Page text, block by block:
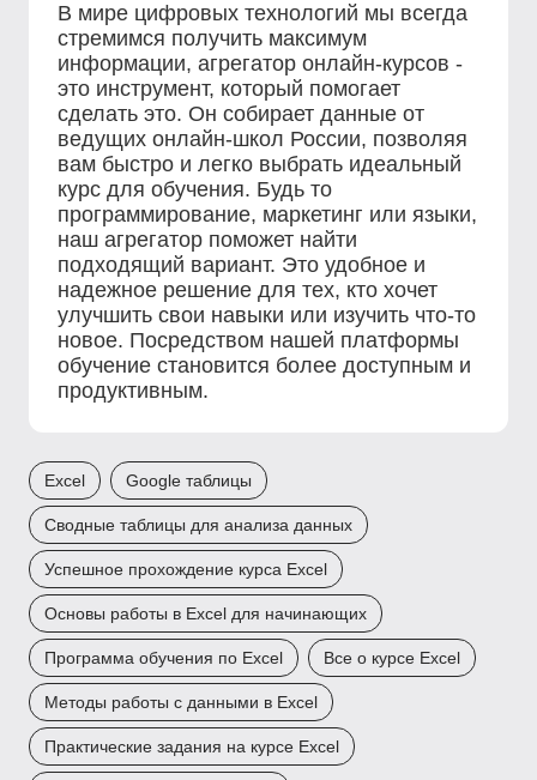
В мире цифровых технологий мы всегда
стремимся получить максимум
информации, агрегатор онлайн-курсов -
это инструмент, который помогает
сделать это. Он собирает данные от
ведущих онлайн-школ России, позволяя
вам быстро и легко выбрать идеальный
курс для обучения. Будь то
программирование, маркетинг или языки,
наш агрегатор поможет найти
подходящий вариант. Это удобное и
надежное решение для тех, кто хочет
улучшить свои навыки или изучить что-то
новое. Посредством нашей платформы
обучение становится более доступным и
продуктивным.
Excel Google таблицы
Сводные таблицы для анализа данных
Успешное прохождение курса Excel
Основы работы в Excel для начинающих
Программа обучения по Excel Все о курсе Excel
Методы работы с данными в Excel
Практические задания на курсе Excel